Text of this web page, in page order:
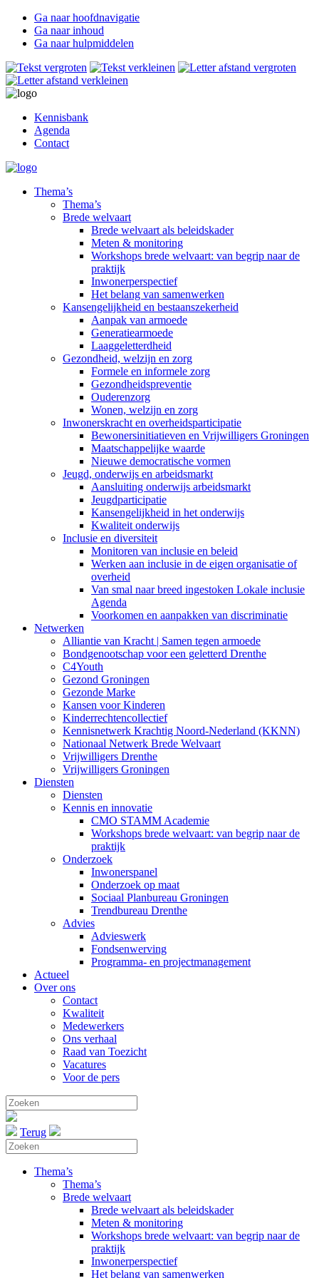
Ga naar hoofdnavigatie
Ga naar inhoud
Ga naar hulpmiddelen
Kennisbank
Agenda
Contact
Thema’s
Thema’s
Brede welvaart
Brede welvaart als beleidskader
Meten & monitoring
Workshops brede welvaart: van begrip naar de
praktijk
Inwonerperspectief
Het belang van samenwerken
Kansengelijkheid en bestaanszekerheid
Aanpak van armoede
Generatiearmoede
Laaggeletterdheid
Gezondheid, welzijn en zorg
Formele en informele zorg
Gezondheidspreventie
Ouderenzorg
Wonen, welzijn en zorg
Inwonerskracht en overheidsparticipatie
Bewonersinitiatieven en Vrijwilligers Groningen
Maatschappelijke waarde
Nieuwe democratische vormen
Jeugd, onderwijs en arbeidsmarkt
Aansluiting onderwijs arbeidsmarkt
Jeugdparticipatie
Kansengelijkheid in het onderwijs
Kwaliteit onderwijs
Inclusie en diversiteit
Monitoren van inclusie en beleid
Werken aan inclusie in de eigen organisatie of
overheid
Van smal naar breed ingestoken Lokale inclusie
Agenda
Voorkomen en aanpakken van discriminatie
Netwerken
Alliantie van Kracht | Samen tegen armoede
Bondgenootschap voor een geletterd Drenthe
C4Youth
Gezond Groningen
Gezonde Marke
Kansen voor Kinderen
Kinderrechtencollectief
Kennisnetwerk Krachtig Noord-Nederland (KKNN)
Nationaal Netwerk Brede Welvaart
Vrijwilligers Drenthe
Vrijwilligers Groningen
Diensten
Diensten
Kennis en innovatie
CMO STAMM Academie
Workshops brede welvaart: van begrip naar de
praktijk
Onderzoek
Inwonerspanel
Onderzoek op maat
Sociaal Planbureau Groningen
Trendbureau Drenthe
Advies
Advieswerk
Fondsenwerving
Programma- en projectmanagement
Actueel
Over ons
Contact
Kwaliteit
Medewerkers
Ons verhaal
Raad van Toezicht
Vacatures
Voor de pers
Terug
Thema’s
Thema’s
Brede welvaart
Brede welvaart als beleidskader
Meten & monitoring
Workshops brede welvaart: van begrip naar de
praktijk
Inwonerperspectief
Het belang van samenwerken